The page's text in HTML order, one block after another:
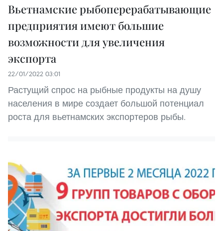
Вьетнамские рыбоперерабатывающие
предприятия имеют большие
возможности для увеличения
экспорта
22/01/2022 03:01
Растущий спрос на рыбные продукты на душу
населения в мире создает большой потенциал
роста для вьетнамских экспортеров рыбы.